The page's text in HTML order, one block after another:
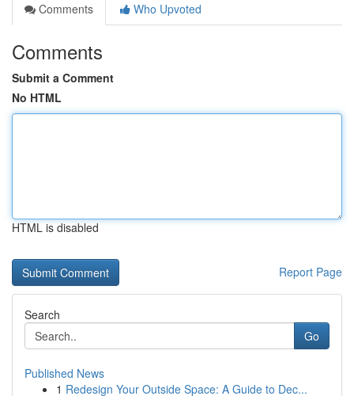
Comments
Who Upvoted
Comments
Submit a Comment
No HTML
HTML is disabled
Report Page
Search
Go
Published News
1 Redesign Your Outside Space: A Guide to Dec...